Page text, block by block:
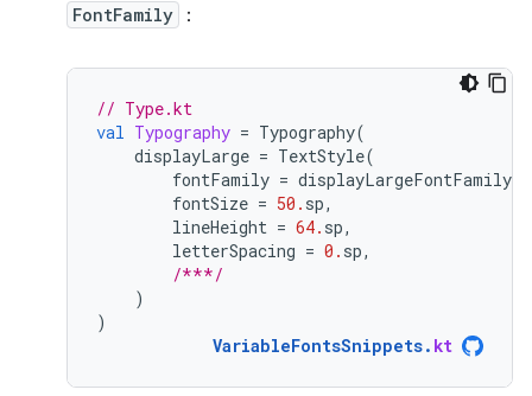
FontFamily ：
// Type.kt
val Typography = Typography(
displayLarge = TextStyle(
fontFamily = displayLargeFontFamily
fontSize = 50. sp,
lineHeight = 64. sp,
letterSpacing = 0. sp,
/***/
)
)
VariableFontsSnippets. kt